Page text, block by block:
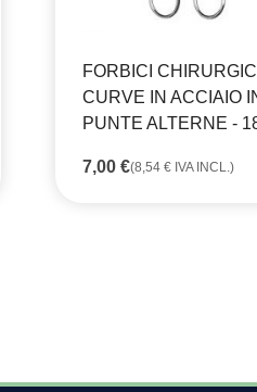
FORBICI
CURVE IN ACCIAIO
PUNTE ALTERNE -
7,00 €(8,54 € IVA INCL.)